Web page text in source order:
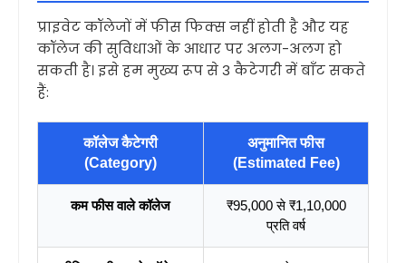
प्राइवेट कॉलेजों में फीस फिक्स नहीं होती है और यह
कॉलेज की सुविधाओं के आधार पर अलग-अलग हो
सकती है। इसे हम मुख्य रूप से 3 कैटेगरी में बाँट सकते
हैं:
कॉलेज कैटेगरी
(Category)
अनुमानित फीस
(Estimated Fee)
कम फीस वाले कॉलेज
₹95,000 से ₹1,10,000
प्रति वर्ष